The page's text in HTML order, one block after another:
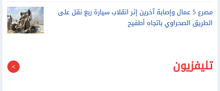
مصرع 5 عمال وإصابة آخرين إثر انقلاب سيارة ربع نقل على
الطريق الصحراوي باتجاه أطفيح
تليفزيون